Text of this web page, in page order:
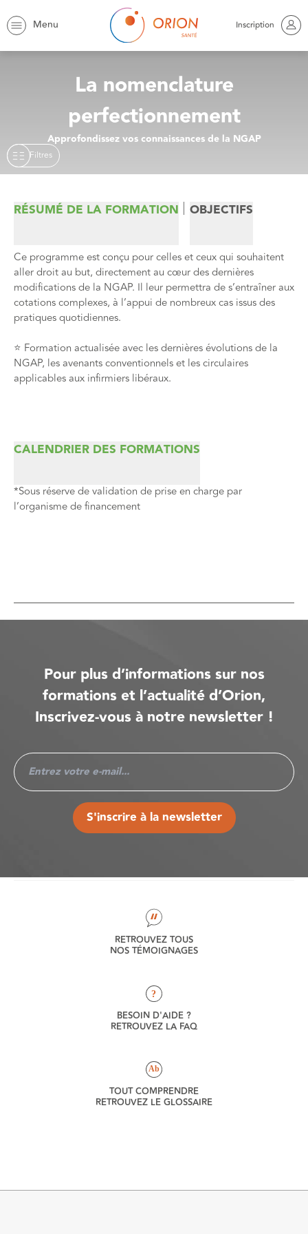
Menu Inscription
Orion Trouver une formation NGAP Perfectionnement
La nomenclature
perfectionnement
Approfondissez vos connaissances de la NGAP
RÉSUMÉ DE LA FORMATION OBJECTIFS
Ce programme est conçu pour celles et ceux qui souhaitent
aller droit au but, directement au cœur des dernières
modifications de la NGAP. Il leur permettra de s’entraîner aux
cotations complexes, à l’appui de nombreux cas issus des
pratiques quotidiennes.
⭐️ Formation actualisée avec les dernières évolutions de la
NGAP, les avenants conventionnels et les circulaires
applicables aux infirmiers libéraux.
CALENDRIER DES FORMATIONS
*Sous réserve de validation de prise en charge par
l’organisme de financement
Pour plus d’informations sur nos
formations et l’actualité d’Orion,
Inscrivez-vous à notre newsletter !
S'inscrire à la newsletter
RETROUVEZ TOUS
NOS TÉMOIGNAGES
?
BESOIN D'AIDE ?
RETROUVEZ LA FAQ
Ab
TOUT COMPRENDRE
RETROUVEZ LE GLOSSAIRE
Filtres